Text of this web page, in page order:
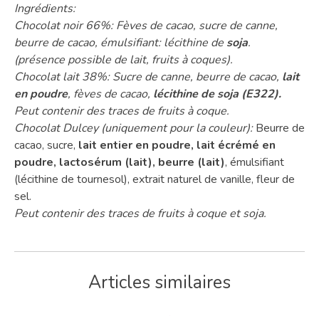
Ingrédients:
Chocolat noir 66%: Fèves de cacao, sucre de canne,
beurre de cacao, émulsifiant: lécithine de soja.
(présence possible de lait, fruits à coques).
Chocolat lait 38%: Sucre de canne, beurre de cacao, lait
en poudre, fèves de cacao, lécithine de soja (E322).
Peut contenir des traces de fruits à coque.
Chocolat Dulcey (uniquement pour la couleur):Beurre de
cacao, sucre, lait entier en poudre, lait écrémé en
poudre, lactosérum (lait), beurre (lait), émulsifiant
(lécithine de tournesol), extrait naturel de vanille, fleur de
sel.
Peut contenir des traces de fruits à coque et soja.
Articles similaires